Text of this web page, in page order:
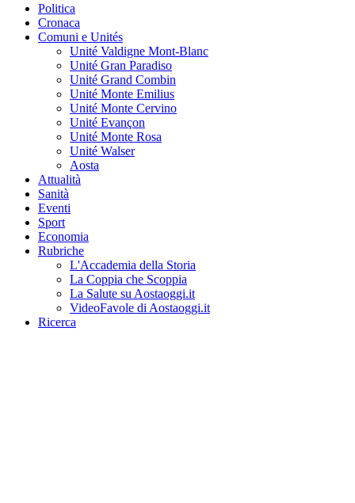
Politica
Cronaca
Comuni e Unités
Unité Valdigne Mont-Blanc
Unité Gran Paradiso
Unité Grand Combin
Unité Monte Emilius
Unité Monte Cervino
Unité Evançon
Unité Monte Rosa
Unité Walser
Aosta
Attualità
Sanità
Eventi
Sport
Economia
Rubriche
L'Accademia della Storia
La Coppia che Scoppia
La Salute su Aostaoggi.it
VideoFavole di Aostaoggi.it
Ricerca